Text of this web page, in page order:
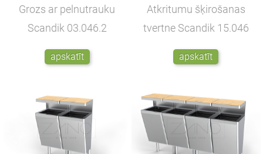
Grozs ar pelnutrauku
Scandik 03.046.2
apskatīt
Atkritumu šķirošanas
tvertne Scandik 15.046
apskatīt